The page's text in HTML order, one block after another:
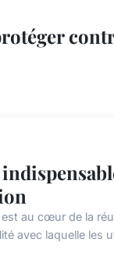
au cœur de la
avec laquelle les